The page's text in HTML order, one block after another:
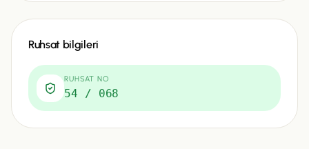
Ruhsat bilgileri
RUHSAT NO
54 / 068